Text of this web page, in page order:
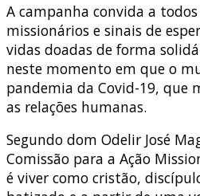
A campanha convida a
missionários e sinais de
vidas doadas de forma
neste momento em que o
pandemia da Covid-19, que
as relações humanas.
Segundo dom Odelir José
Comissão para a Ação
é viver como cristão,